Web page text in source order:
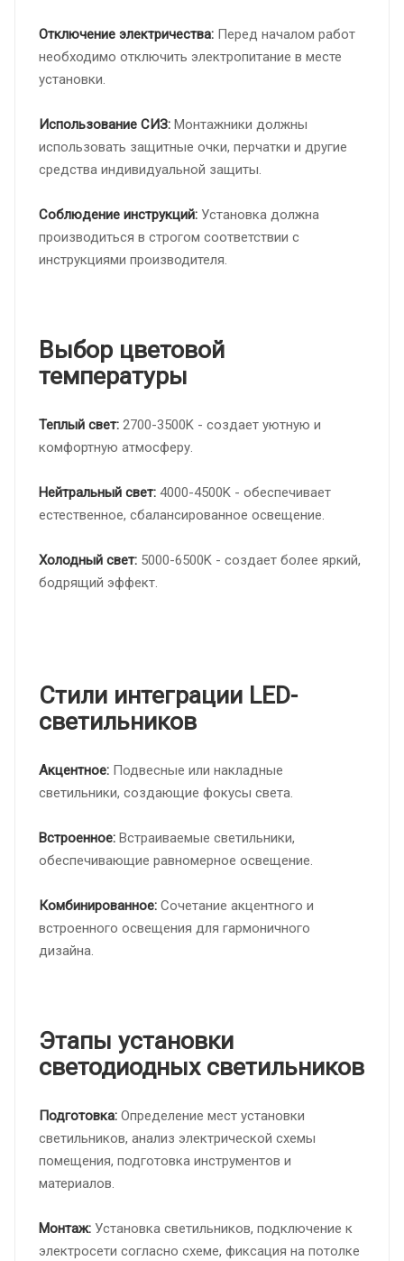
Отключение электричества:Перед началом работ
необходимо отключить электропитание в месте
установки.
Использование СИЗ:Монтажники должны
использовать защитные очки, перчатки и другие
средства индивидуальной защиты.
Соблюдение инструкций:Установка должна
производиться в строгом соответствии с
инструкциями производителя.
Выбор цветовой
температуры
Теплый свет:2700-3500K - создает уютную и
комфортную атмосферу.
Нейтральный свет:4000-4500K - обеспечивает
естественное, сбалансированное освещение.
Холодный свет:5000-6500K - создает более яркий,
бодрящий эффект.
Стили интеграции LED-
светильников
Акцентное:Подвесные или накладные
светильники, создающие фокусы света.
Встроенное:Встраиваемые светильники,
обеспечивающие равномерное освещение.
Комбинированное:Сочетание акцентного и
встроенного освещения для гармоничного
дизайна.
Этапы установки
светодиодных светильников
Подготовка:Определение мест установки
светильников, анализ электрической схемы
помещения, подготовка инструментов и
материалов.
Монтаж:Установка светильников, подключение к
электросети согласно схеме, фиксация на потолке